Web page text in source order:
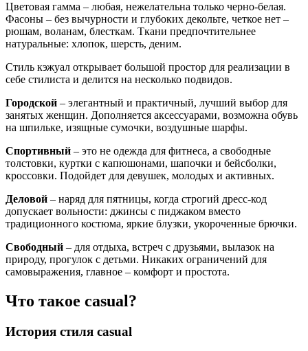
Цветовая гамма – любая, нежелательна только черно-белая.
Фасоны – без вычурности и глубоких декольте, четкое нет –
рюшам, воланам, блесткам. Ткани предпочтительнее
натуральные: хлопок, шерсть, деним.
Стиль кэжуал открывает большой простор для реализации в
себе стилиста и делится на несколько подвидов.
Городской – элегантный и практичный, лучший выбор для
занятых женщин. Дополняется аксессуарами, возможна обувь
на шпильке, изящные сумочки, воздушные шарфы.
Спортивный – это не одежда для фитнеса, а свободные
толстовки, куртки с капюшонами, шапочки и бейсболки,
кроссовки. Подойдет для девушек, молодых и активных.
Деловой – наряд для пятницы, когда строгий дресс-код
допускает вольности: джинсы с пиджаком вместо
традиционного костюма, яркие блузки, укороченные брючки.
Свободный – для отдыха, встреч с друзьями, вылазок на
природу, прогулок с детьми. Никаких ограничений для
самовыражения, главное – комфорт и простота.
Что такое casual?
История стиля casual